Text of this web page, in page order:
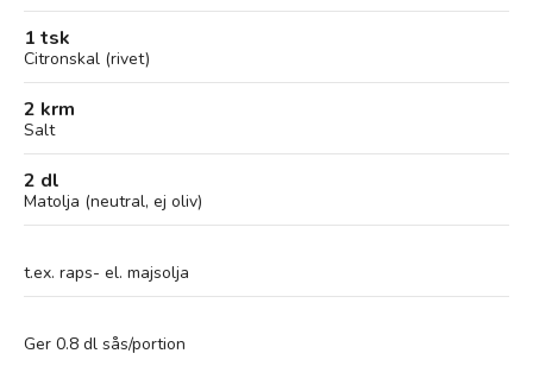
1 tsk
Citronskal (rivet)
2 krm
Salt
2 dl
Matolja (neutral, ej oliv)
t.ex. raps- el. majsolja
Ger 0.8 dl sås/portion